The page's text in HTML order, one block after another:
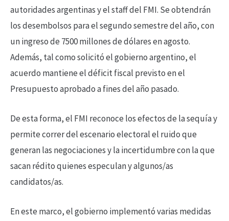
autoridades argentinas y el staff del FMI. Se obtendrán
los desembolsos para el segundo semestre del año, con
un ingreso de 7500 millones de dólares en agosto.
Además, tal como solicitó el gobierno argentino, el
acuerdo mantiene el déficit fiscal previsto en el
Presupuesto aprobado a fines del año pasado.
De esta forma, el FMI reconoce los efectos de la sequía y
permite correr del escenario electoral el ruido que
generan las negociaciones y la incertidumbre con la que
sacan rédito quienes especulan y algunos/as
candidatos/as.
En este marco, el gobierno implementó varias medidas